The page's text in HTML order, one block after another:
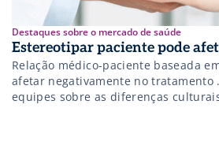
Destaques sobre o mercado de saúde
Estereotipar paciente pode
Relação médico-paciente baseada
afetar negativamente no tratamento
equipes sobre as diferenças